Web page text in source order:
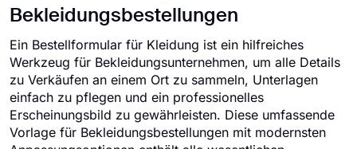
Bekleidungsbestellungen
Ein Bestellformular für Kleidung ist ein hilfreiches
Werkzeug für Bekleidungsunternehmen, um alle Details
zu Verkäufen an einem Ort zu sammeln, Unterlagen
einfach zu pflegen und ein professionelles
Erscheinungsbild zu gewährleisten. Diese umfassende
Vorlage für Bekleidungsbestellungen mit modernsten